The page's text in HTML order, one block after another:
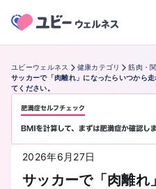
ユビーウェルネス 健康カテゴリ
筋肉・
サッカーで「肉離れ」になったらいつから
てください。
2026年6月27日
サッカーで「肉離れ